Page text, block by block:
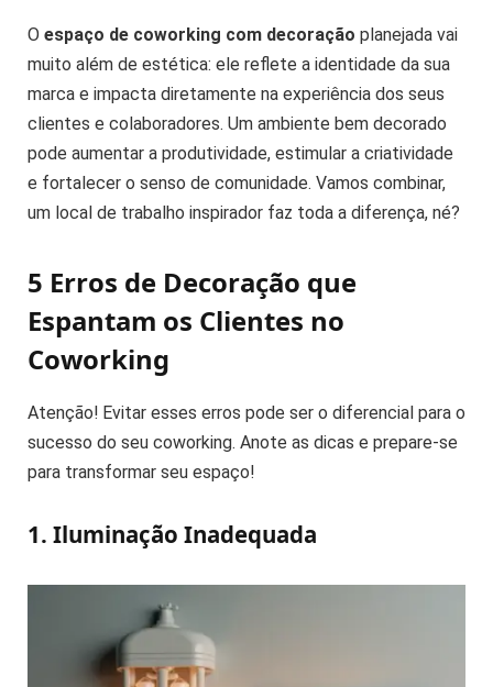
O espaço de coworking com decoração planejada vai
muito além de estética: ele reflete a identidade da sua
marca e impacta diretamente na experiência dos seus
clientes e colaboradores. Um ambiente bem decorado
pode aumentar a produtividade, estimular a criatividade
e fortalecer o senso de comunidade. Vamos combinar,
um local de trabalho inspirador faz toda a diferença, né?
5 Erros de Decoração que
Espantam os Clientes no
Coworking
Atenção! Evitar esses erros pode ser o diferencial para o
sucesso do seu coworking. Anote as dicas e prepare-se
para transformar seu espaço!
1. Iluminação Inadequada